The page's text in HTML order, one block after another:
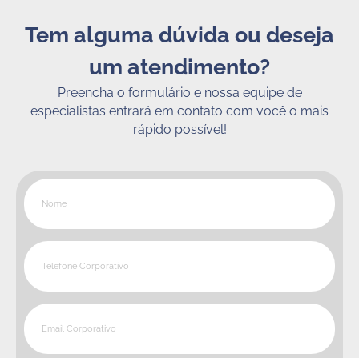
Tem alguma dúvida ou deseja
um atendimento?
Preencha o formulário e nossa equipe de
especialistas entrará em contato com você o mais
rápido possível!